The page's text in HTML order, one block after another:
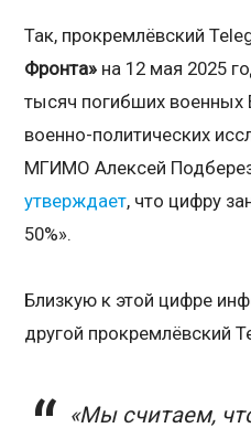
Так, прокремлёвский
Фронта» на 12 мая 2025
тысяч погибших военных
военно-политических
МГИМО Алексей
утверждает, что цифру
50%».
Близкую к этой цифре
другой прокремлёвский
«Мы считаем,